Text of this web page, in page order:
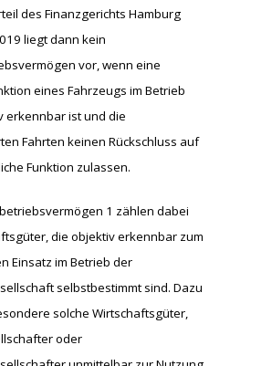
des Finanzgerichts Hamburg
liegt dann kein
vor, wenn eine
eines Fahrzeugs im Betrieb
erkennbar ist und die
Fahrten keinen Rückschluss auf
Funktion zulassen.
1 zählen dabei
die objektiv erkennbar zum
Einsatz im Betrieb der
selbstbestimmt sind. Dazu
solche Wirtschaftsgüter,
oder